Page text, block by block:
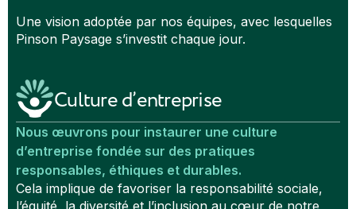
Une vision adoptée par nos équipes, avec lesquelles
Pinson Paysage s’investit chaque jour.
Culture d’entreprise
Nous œuvrons pour instaurer une culture
d’entreprise fondée sur des pratiques
responsables, éthiques et durables.
Cela implique de favoriser la responsabilité sociale,
l’équité, la diversité et l’inclusion au cœur de notre